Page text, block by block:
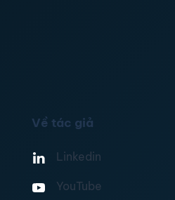
Về tác giả
Linkedin
YouTube